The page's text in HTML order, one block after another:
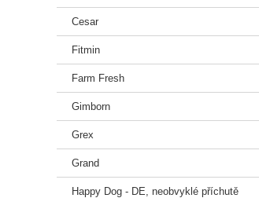
Cesar
Fitmin
Farm Fresh
Gimborn
Grex
Grand
Happy Dog - DE, neobvyklé příchutě